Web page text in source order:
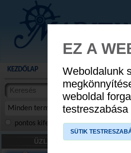
KEZDŐLAP AKCIÓS TERMÉKEK
Minden termék
pontos kifejezés összes szóra
ÜZLETÜNK
EZ A
Weboldalunk
weboldal
SÜTIK